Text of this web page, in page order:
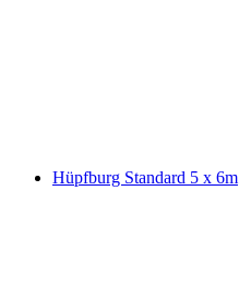
Hüpfburg Standard 5 x 6m